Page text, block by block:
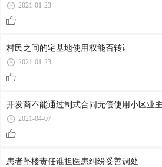
2021-01-23
村民之间的宅基地使用权能否转让
2021-01-23
开发商不能通过制式合同无偿使用小区业
2021-04-07
患者坠楼责任谁担医患纠纷妥善调处